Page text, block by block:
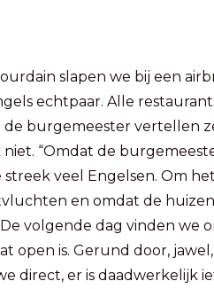
slapen we bij een
echtpaar. Alle
de burgemeester vertellen
“Omdat de
streek veel Engelsen. Om
en omdat de
volgende dag vinden we
open is. Gerund door, jawel,
direct, er is daadwerkelijk